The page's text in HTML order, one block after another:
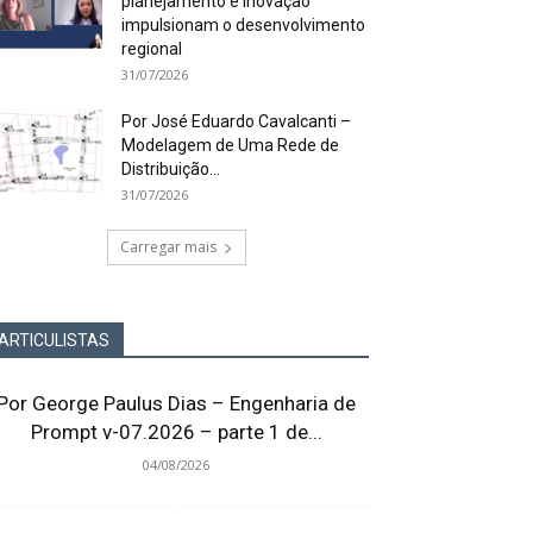
impulsionam o desenvolvimento
regional
31/07/2026
Por José Eduardo Cavalcanti –
Modelagem de Uma Rede de
Distribuição...
31/07/2026
Carregar mais
George Paulus Dias – Engenharia de
Prompt v-07.2026 – parte 1 de...
04/08/2026